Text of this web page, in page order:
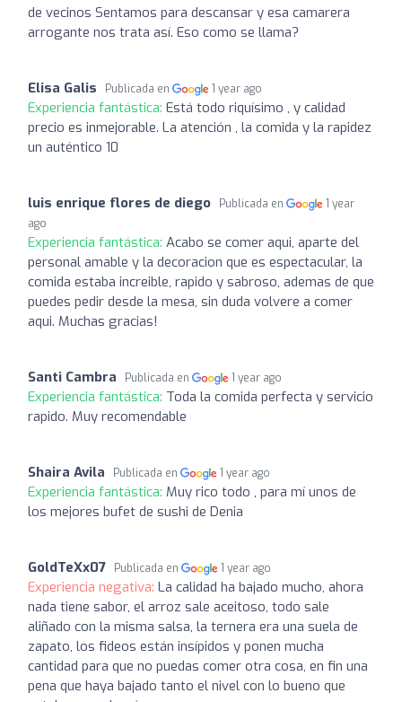
de vecinos Sentamos para descansar y esa camarera
arrogante nos trata así. Eso como se llama?
Elisa Galis Publicada en 1 year ago
Experiencia fantástica: Está todo riquísimo , y calidad
precio es inmejorable. La atención , la comida y la rapidez
un auténtico 10
luis enrique flores de diego Publicada en
1 year
ago
Experiencia fantástica: Acabo se comer aqui, aparte del
personal amable y la decoracion que es espectacular, la
comida estaba increible, rapido y sabroso, ademas de que
puedes pedir desde la mesa, sin duda volvere a comer
aqui. Muchas gracias!
Santi Cambra Publicada en 1 year ago
Experiencia fantástica: Toda la comida perfecta y servicio
rapido. Muy recomendable
Shaira Avila Publicada en 1 year ago
Experiencia fantástica: Muy rico todo , para mí unos de
los mejores bufet de sushi de Denia
GoldTeXx07 Publicada en 1 year ago
Experiencia negativa: La calidad ha bajado mucho, ahora
nada tiene sabor, el arroz sale aceitoso, todo sale
aliñado con la misma salsa, la ternera era una suela de
zapato, los fideos están insípidos y ponen mucha
cantidad para que no puedas comer otra cosa, en fin una
pena que haya bajado tanto el nivel con lo bueno que